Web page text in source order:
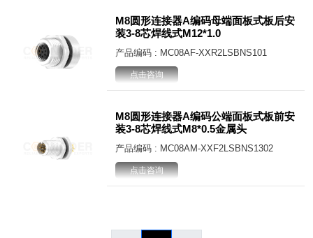
M8圆形连接器A编码母端面板式板后安
装3-8芯焊线式M12*1.0
产品编码 : MC08AF-XXR2LSBNS101
点击咨询
M8圆形连接器A编码公端面板式板前安
装3-8芯焊线式M8*0.5金属头
产品编码 : MC08AM-XXF2LSBNS1302
点击咨询